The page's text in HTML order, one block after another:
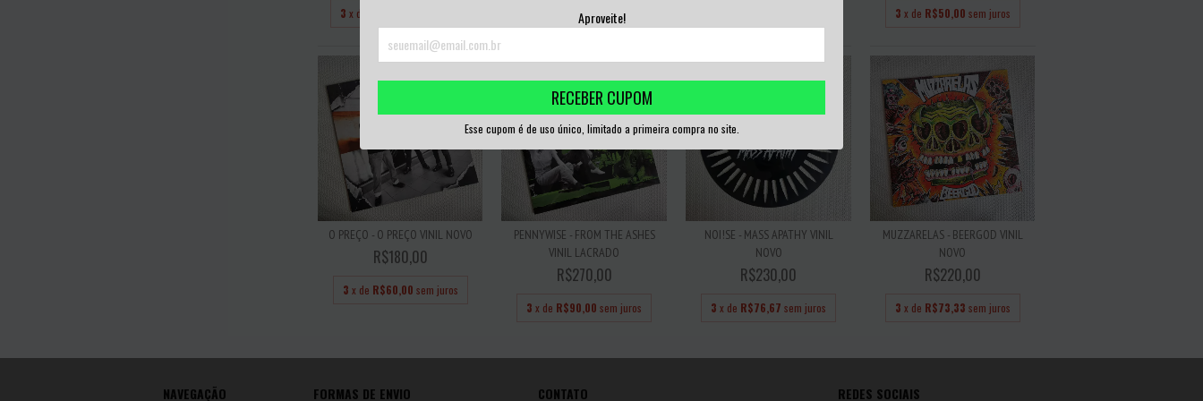
Aproveite!
RECEBER CUPOM
Esse cupom é de uso único, limitado a primeira compra no site.
3 x de 3 x de R$50,00 sem juros
O PREÇO - O PREÇO VINIL NOVO
R$180,00
3 x de R$60,00 sem juros
PENNYWISE - FROM THE ASHES
VINIL LACRADO
R$270,00
3 x de R$90,00 sem juros
NOI!SE - MASS APATHY VINIL
NOVO
R$230,00
3 x de R$76,67 sem juros
MUZZARELAS - BEERGOD VINIL
NOVO
R$220,00
3 x de R$73,33 sem juros
NAVEGAÇÃO FORMAS DE ENVIO CONTATO REDES SOCIAIS